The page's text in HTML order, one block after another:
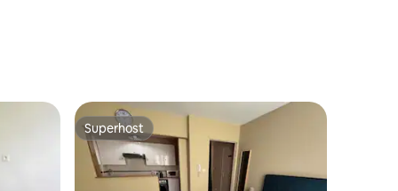
Superhost
Superhost